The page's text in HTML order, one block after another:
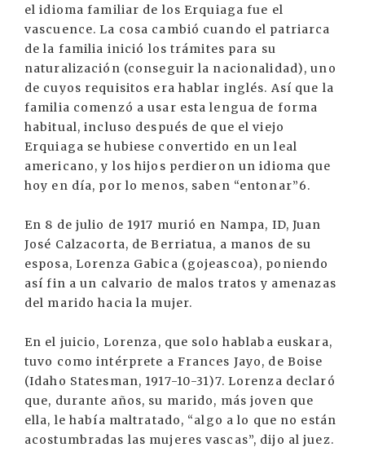
el idioma familiar de los Erquiaga fue el
vascuence. La cosa cambió cuando el patriarca
de la familia inició los trámites para su
naturalización (conseguir la nacionalidad), uno
de cuyos requisitos era hablar inglés. Así que la
familia comenzó a usar esta lengua de forma
habitual, incluso después de que el viejo
Erquiaga se hubiese convertido en un leal
americano, y los hijos perdieron un idioma que
hoy en día, por lo menos, saben “entonar”6.
En 8 de julio de 1917 murió en Nampa, ID, Juan
José Calzacorta, de Berriatua, a manos de su
esposa, Lorenza Gabica (gojeascoa), poniendo
así fin a un calvario de malos tratos y amenazas
del marido hacia la mujer.
En el juicio, Lorenza, que solo hablaba euskara,
tuvo como intérprete a Frances Jayo, de Boise
(Idaho Statesman, 1917-10-31)7. Lorenza declaró
que, durante años, su marido, más joven que
ella, le había maltratado, “algo a lo que no están
acostumbradas las mujeres vascas”, dijo al juez.